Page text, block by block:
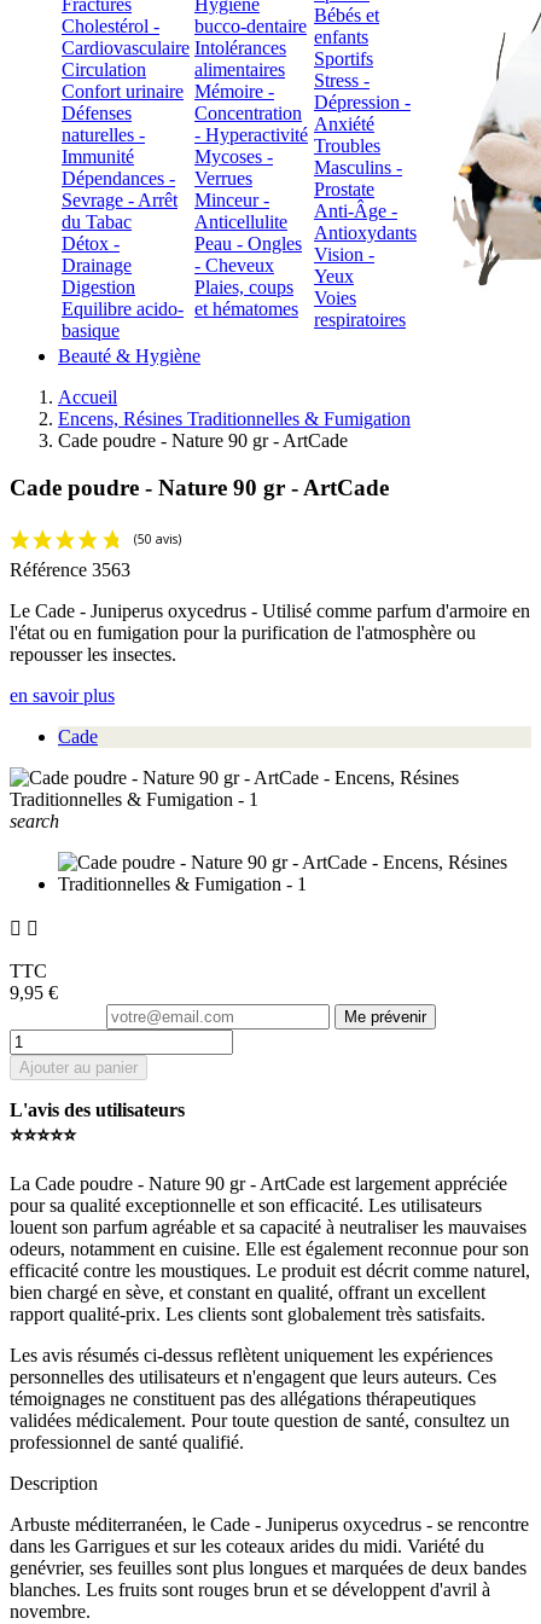
Fractures
Cholestérol -
Cardiovasculaire
Circulation
Confort urinaire
Défenses
naturelles -
Immunité
Dépendances -
Sevrage - Arrêt
du Tabac
Détox -
Drainage
Digestion
Equilibre acido-
basique
Hygiène
bucco-dentaire
Intolérances
alimentaires
Mémoire -
Concentration
- Hyperactivité
Mycoses -
Verrues
Minceur -
Anticellulite
Peau - Ongles
- Cheveux
Plaies, coups
et hématomes
Bébés et
enfants
Sportifs
Stress -
Dépression -
Anxiété
Troubles
Masculins -
Prostate
Anti-Âge -
Antioxydants
Vision -
Yeux
Voies
respiratoires
Beauté & Hygiène
Accueil
Encens, Résines Traditionnelles & Fumigation
Cade poudre - Nature 90 gr - ArtCade
Cade poudre - Nature 90 gr - ArtCade
Référence 3563
Le Cade - Juniperus oxycedrus - Utilisé comme parfum d'armoire en
l'état ou en fumigation pour la purification de l'atmosphère ou
repousser les insectes.
en savoir plus
Cade
search
 
TTC
9,95 €
Me prévenir
Ajouter au panier
L'avis des utilisateurs
⭐️⭐️⭐️⭐️⭐️
La Cade poudre - Nature 90 gr - ArtCade est largement appréciée
pour sa qualité exceptionnelle et son efficacité. Les utilisateurs
louent son parfum agréable et sa capacité à neutraliser les mauvaises
odeurs, notamment en cuisine. Elle est également reconnue pour son
efficacité contre les moustiques. Le produit est décrit comme naturel,
bien chargé en sève, et constant en qualité, offrant un excellent
rapport qualité-prix. Les clients sont globalement très satisfaits.
Les avis résumés ci-dessus reflètent uniquement les expériences
personnelles des utilisateurs et n'engagent que leurs auteurs. Ces
témoignages ne constituent pas des allégations thérapeutiques
validées médicalement. Pour toute question de santé, consultez un
professionnel de santé qualifié.
Description
Arbuste méditerranéen, le Cade - Juniperus oxycedrus - se rencontre
dans les Garrigues et sur les coteaux arides du midi. Variété du
genévrier, ses feuilles sont plus longues et marquées de deux bandes
blanches. Les fruits sont rouges brun et se développent d'avril à
novembre.